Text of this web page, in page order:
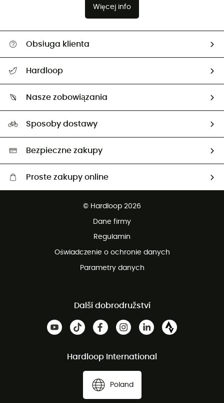
Więcej info
Obsługa klienta
Zwrot artykułów i zwrot środków
Hardloop
Ambasadorzy
Nasze zobowiązania
Wybrane produkty eko
Sposoby dostawy
Bezpieczne zakupy
Proste zakupy online
© Hardloop 2026
Dane firmy
Regulamin
Oświadczenie o ochronie danych
Parametry danych
Další dobrodružství
Hardloop International
Poland